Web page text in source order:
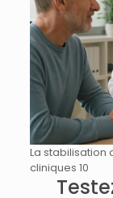
La stabilisation
cliniques 10